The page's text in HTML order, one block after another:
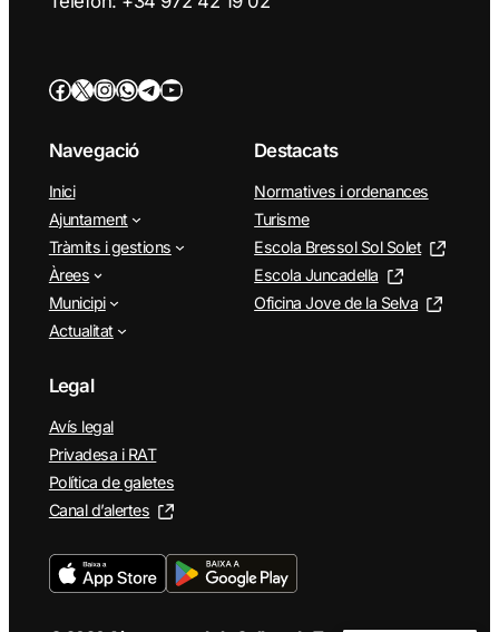
Facebook Twitter/X InstagramWhatsApp TelegramYouTube
Navegació
Inici
Ajuntament
Tràmits i gestions
Àrees
Municipi
Actualitat
Destacats
Normatives i ordenances
Turisme
Escola Bressol Sol Solet
Escola Juncadella
Oficina Jove de la Selva
Legal
Avís legal
Privadesa i RAT
Política de galetes
Canal d’alertes